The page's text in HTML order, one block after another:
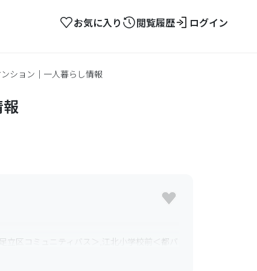
お気に入り 閲覧履歴 ログイン
ション｜一人暮らし情報
区コミュニティバス＞,江北小学校前＜都バ